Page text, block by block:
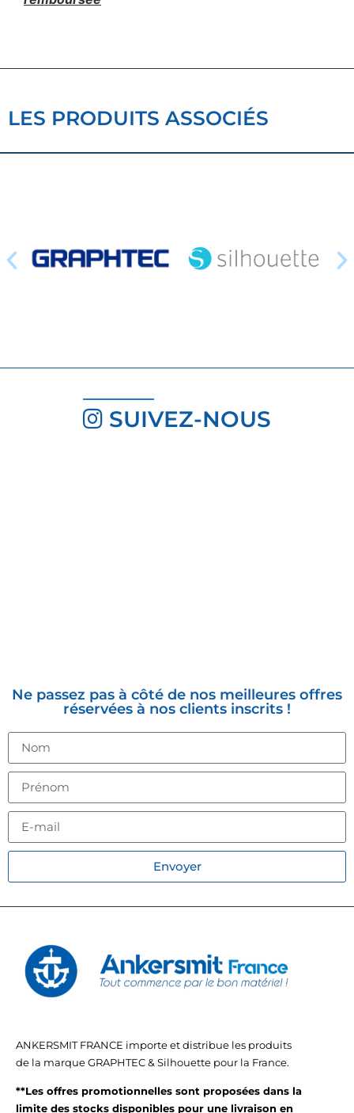
LES PRODUITS ASSOCIÉS
SUIVEZ-NOUS
Ne passez pas à côté de nos meilleures offres
réservées à nos clients inscrits !
Envoyer
ANKERSMIT FRANCE importe et distribue les produits
de la marque GRAPHTEC & Silhouette pour la France.
**Les offres promotionnelles sont proposées dans la
limite des stocks disponibles pour une livraison en